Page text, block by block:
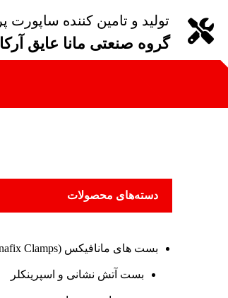
تولید و تامین کننده
گروه صنعتی مانا عایق آرکا
دسته‌های محصولات
بست های مانافیکس (Manafix Clamps)
بست آتش نشانی و اسپرینکلر